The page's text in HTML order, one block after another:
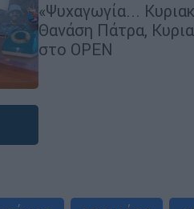
«Ψυχαγωγία...
Θανάση Πάτρα,
στο OPEN